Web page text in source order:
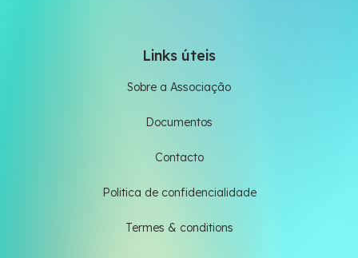
Links úteis
Sobre a Associação
Documentos
Contacto
Politica de confidencialidade
Termes & conditions